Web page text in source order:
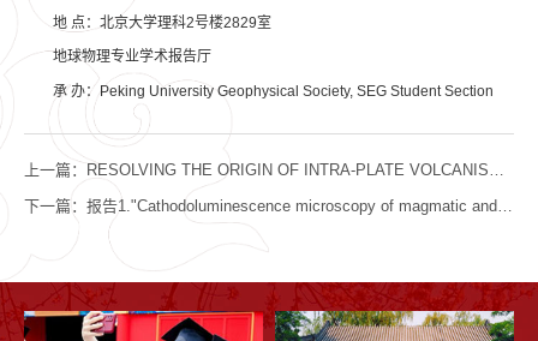
地 点：北京大学理科2号楼2829室
地球物理专业学术报告厅
承 办：Peking University Geophysical Society, SEG Student Section
上一篇： RESOLVING THE ORIGIN OF INTRA-PLATE VOLCANISM IN CAMEROON, WEST AFRICA
下一篇： 报告1."Cathodoluminescence microscopy of magmatic and metamorphic minerals: New avenues for petro...